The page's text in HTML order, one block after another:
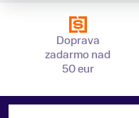
Doprava
zadarmo nad
50 eur